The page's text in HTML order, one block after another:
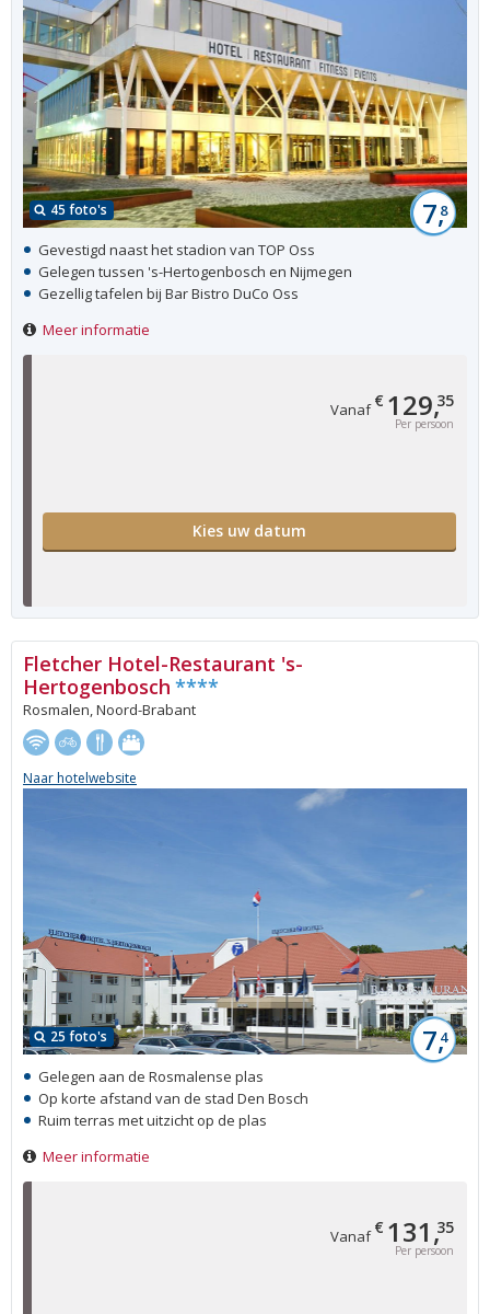
Vanaf€ 129,35
Per persoon
Kies uw datum
45 foto's 7,8
Gevestigd naast het stadion van TOP Oss
Gelegen tussen 's-Hertogenbosch en Nijmegen
Gezellig tafelen bij Bar Bistro DuCo Oss
Meer informatie
Vanaf€ 131,35
Per persoon
25 foto's 7,4
Fletcher Hotel-Restaurant 's-
Hertogenbosch ****
Rosmalen, Noord-Brabant
Naar hotelwebsite
Gelegen aan de Rosmalense plas
Op korte afstand van de stad Den Bosch
Ruim terras met uitzicht op de plas
Meer informatie